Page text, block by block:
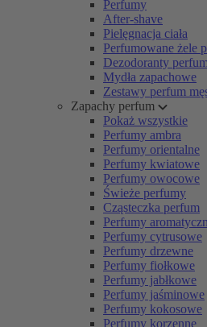
Perfumy
After-shave
Pielęgnacja ciała
Perfumowane żele
Dezodoranty
Mydła zapachowe
Zestawy perfum
Zapachy perfum
Pokaż wszystkie
Perfumy ambra
Perfumy orientalne
Perfumy kwiatowe
Perfumy owocowe
Świeże perfumy
Cząsteczka perfum
Perfumy
Perfumy cytrusowe
Perfumy drzewne
Perfumy fiołkowe
Perfumy jabłkowe
Perfumy jaśminowe
Perfumy kokosowe
Perfumy korzenne